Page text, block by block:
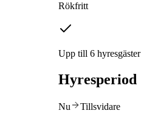
Rökfritt
Upp till 6 hyresgäster
Hyresperiod
Nu Tillsvidare